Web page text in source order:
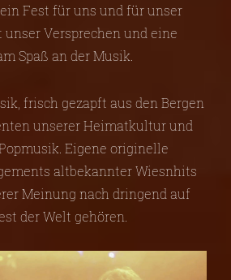
Fest für uns und für unser
unser Versprechen und eine
Spaß an der Musik.
frisch gezapft aus den Bergen
unserer Heimatkultur und
Eigene originelle
altbekannter Wiesnhits
Meinung nach dringend auf
der Welt gehören.